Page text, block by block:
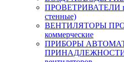
ПРОВЕТРИВАТЕЛИ
стенные)
ВЕНТИЛЯТОРЫ
коммерческие
ПРИБОРЫ
ПРИНАДЛЕЖНОСТИ